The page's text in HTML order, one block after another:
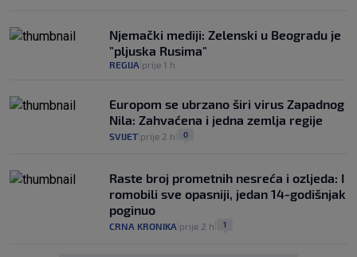
Njemački mediji: Zelenski u Beogradu je
"pljuska Rusima"
REGIJA prije 1 h
Europom se ubrzano širi virus Zapadnog
Nila: Zahvaćena i jedna zemlja regije
SVIJET prije 2 h 0
Raste broj prometnih nesreća i ozljeda: I
romobili sve opasniji, jedan 14-godišnjak
poginuo
CRNA KRONIKA prije 2 h 1